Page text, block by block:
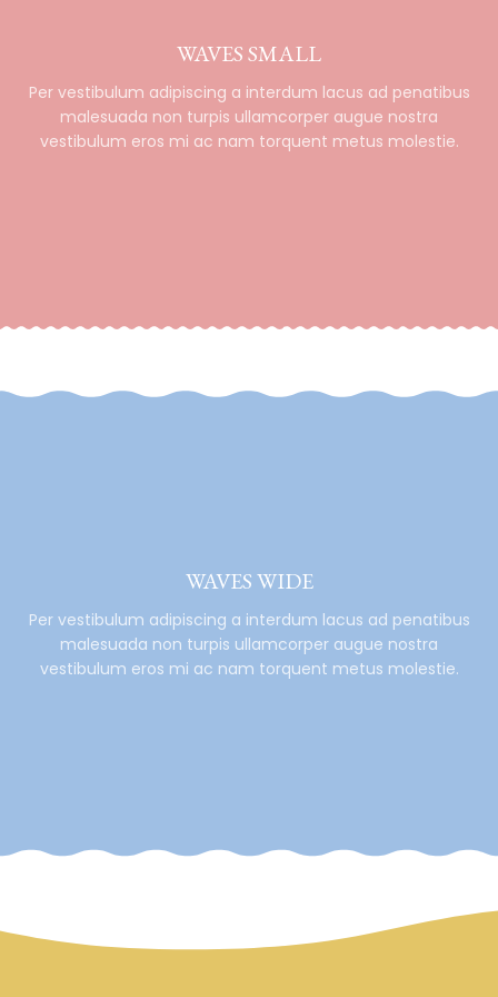
WAVES SMALL
Per vestibulum adipiscing a interdum lacus ad penatibus
malesuada non turpis ullamcorper augue nostra
vestibulum eros mi ac nam torquent metus molestie.
WAVES WIDE
Per vestibulum adipiscing a interdum lacus ad penatibus
malesuada non turpis ullamcorper augue nostra
vestibulum eros mi ac nam torquent metus molestie.